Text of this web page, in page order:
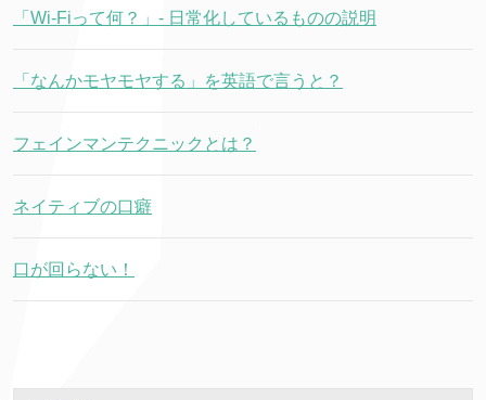
「Wi-Fiって何？」- 日常化しているものの説明
「なんかモヤモヤする」を英語で言うと？
フェインマンテクニックとは？
ネイティブの口癖
口が回らない！